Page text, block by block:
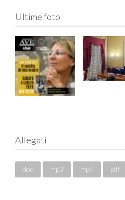
Ultime foto
Allegati
doc mp3 mp4 pdf